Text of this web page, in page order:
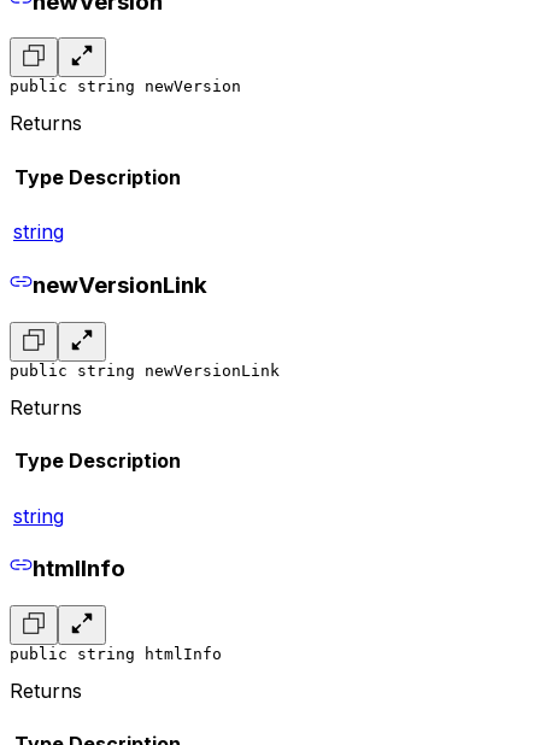
public string newVersion
Returns
Type Description
string
newVersionLink
public string newVersionLink
Returns
Type Description
string
htmlInfo
public string htmlInfo
Returns